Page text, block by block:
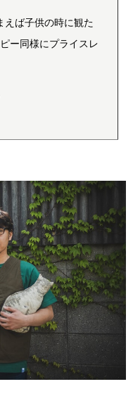
えば子供の時に観た
ー同様にプライスレ